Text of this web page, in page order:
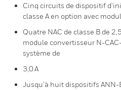
Cinq circuits de dispositif
classe A en option avec
Quatre NAC de classe B de
module convertisseur N-
système de
3,0 A
Jusqu’à huit dispositifs